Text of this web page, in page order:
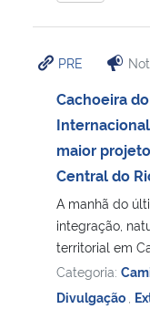
PRE
Cachoeira
maior
Central do
A manhã do
integração,
territorial em
Categoria:
Divulgação